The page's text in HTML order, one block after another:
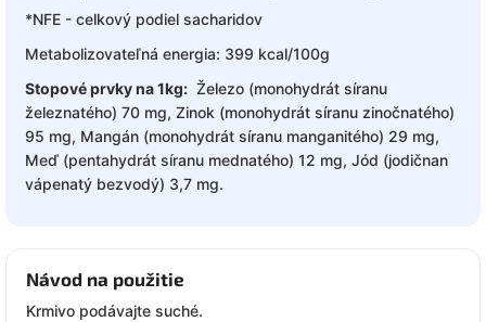
*NFE - celkový podiel sacharidov
Metabolizovateľná energia: 399 kcal/100g
Stopové prvky na 1kg: Železo (monohydrát síranu
železnatého) 70 mg, Zinok (monohydrát síranu zinočnatého)
95 mg, Mangán (monohydrát síranu manganitého) 29 mg,
Meď (pentahydrát síranu mednatého) 12 mg, Jód (jodičnan
vápenatý bezvodý) 3,7 mg.
Návod na použitie
Krmivo podávajte suché.